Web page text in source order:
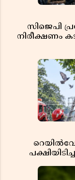
സിജെപി
നിരീക്ഷണം